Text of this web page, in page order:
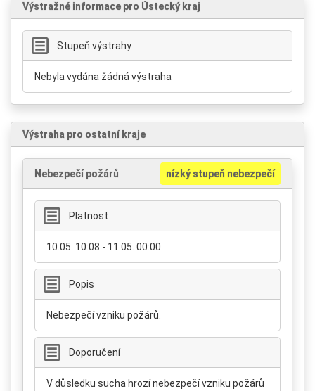
Výstražné informace pro Ústecký kraj
Stupeň výstrahy
Nebyla vydána žádná výstraha
Výstraha pro ostatní kraje
Nebezpečí požárů nízký stupeň nebezpečí
Platnost
10.05. 10:08 - 11.05. 00:00
Popis
Nebezpečí vzniku požárů.
Doporučení
V důsledku sucha hrozí nebezpečí vzniku požárů